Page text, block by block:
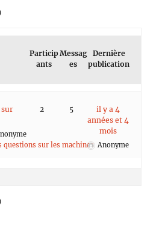
Particip
ants
Messag
es
Dernière
publication
sur
questions sur les machines
2 5
il y a 4
années et 4
mois
Anonyme